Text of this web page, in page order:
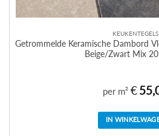
KEUKENTEGELS
Getrommelde Keramische Dambord
Beige/Zwart Mix
per m² €
IN